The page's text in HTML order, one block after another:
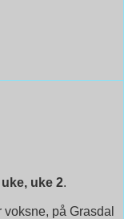
uke, uke 2.
på Grasdal